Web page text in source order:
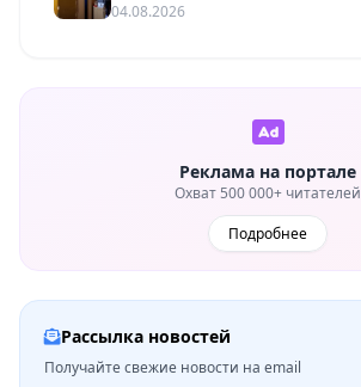
04.08.2026
Реклама на портале
Охват 500 000+ читателей
Подробнее
Рассылка новостей
Получайте свежие новости на email